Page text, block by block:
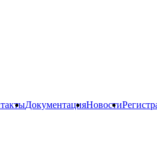
ДокументацияНовости